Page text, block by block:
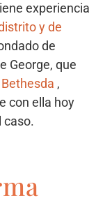
experiencia
y de
de
George, que
Bethesda ,
con ella hoy
caso.